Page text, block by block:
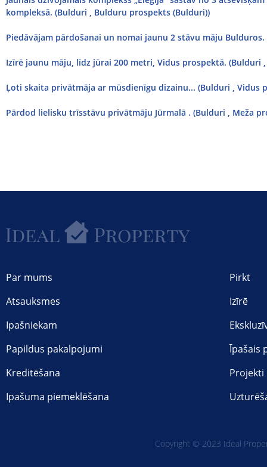
kompleksā. (Bulduri , Bulduru prospekts (Bulduri))
Piedāvājam pārdošanai un nomai jaunu 2 stāvu māju Bulduros.
Izīrē jaunu māju, līdz jūrai 200 metri, Vidus prospektā. (Bulduri
Ļoti skaita privātmāja ar mūsdienīgu dizainu... (Bulduri , Vidus
Pārdod lielisku trīsstāvu privātmāju Jūrmalā . (Bulduri , Meža
Par mums
Atsauksmes
Ipašniekam
Papildus pakalpojumi
Kreditēšana
Ipašuma piemeklēšana
Pirkt
Izīrē
Īpašais
Projekti
Copyright © 2023 Ideal